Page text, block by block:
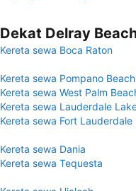
Dekat Delray
Kereta sewa Boca Raton
Kereta sewa Pompano Beach
Kereta sewa West Palm
Kereta sewa Lauderdale
Kereta sewa Fort Lauderdale
Kereta sewa Dania
Kereta sewa Tequesta